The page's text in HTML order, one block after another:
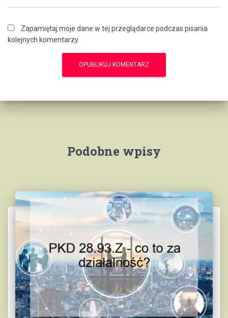
Zapamiętaj moje dane w tej przeglądarce podczas pisania
kolejnych komentarzy.
Podobne wpisy